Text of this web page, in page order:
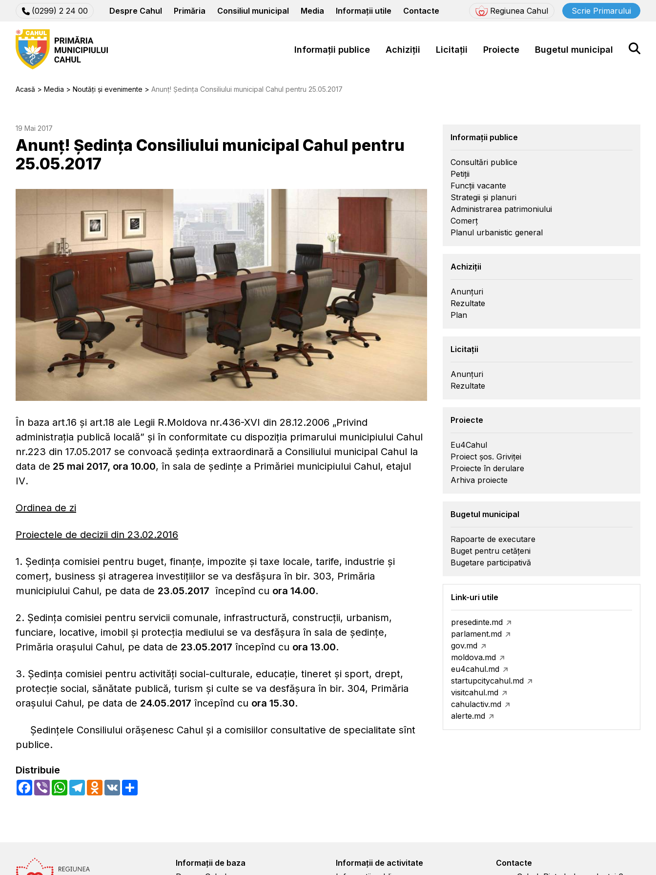
(0299) 2 24 00 Despre Cahul Primăria Consiliul municipal Media Informații utile Contacte Regiunea Cahul Scrie Primarului
Informații publice Achiziții Licitații Proiecte Bugetul municipal
Acasă Media Noutăți și evenimente Anunț! Ședința Consiliului municipal Cahul pentru 25.05.2017
19 Mai 2017
Anunț! Ședința Consiliului municipal Cahul pentru
25.05.2017
În baza art.16 şi art.18 ale Legii R.Moldova nr.436-XVI din 28.12.2006 „Privind
administraţia publică locală” şi în conformitate cu dispoziţia primarului municipiului Cahul
nr.223 din 17.05.2017 se convoacă şedinţa extraordinară a Consiliului municipal Cahul la
data de 25 mai 2017, ora 10.00, în sala de şedinţe a Primăriei municipiului Cahul, etajul
IV.
Ordinea de zi
Proiectele de decizii din 23.02.2016
1. Ședința comisiei pentru buget, finanțe, impozite și taxe locale, tarife, industrie și
comerț, business și atragerea investițiilor se va desfășura în bir. 303, Primăria
municipiului Cahul, pe data de 23.05.2017 începînd cu ora 14.00.
2. Ședința comisiei pentru servicii comunale, infrastructură, construcții, urbanism,
funciare, locative, imobil și protecția mediului se va desfășura în sala de ședințe,
Primăria orașului Cahul, pe data de 23.05.2017 începînd cu ora 13.00.
3. Ședința comisiei pentru activități social-culturale, educație, tineret și sport, drept,
protecție social, sănătate publică, turism și culte se va desfășura în bir. 304, Primăria
orașului Cahul, pe data de 24.05.2017 începînd cu ora 15.30.
Ședințele Consiliului orășenesc Cahul și a comisiilor consultative de specialitate sînt
publice.
Distribuie
Facebook
Viber WhatsApp
TelegramOdnoklassniki
VK
Informații publice
Consultări publice
Petiții
Funcții vacante
Strategii și planuri
Administrarea patrimoniului
Comerț
Planul urbanistic general
Achiziții
Anunțuri
Rezultate
Plan
Licitații
Anunțuri
Rezultate
Proiecte
Eu4Cahul
Proiect șos. Griviței
Proiecte în derulare
Arhiva proiecte
Bugetul municipal
Rapoarte de executare
Buget pentru cetățeni
Bugetare participativă
Link-uri utile
presedinte.md
parlament.md
gov.md
moldova.md
eu4cahul.md
startupcitycahul.md
visitcahul.md
cahulactiv.md
alerte.md
Informații de baza
Informații de activitate
Contacte